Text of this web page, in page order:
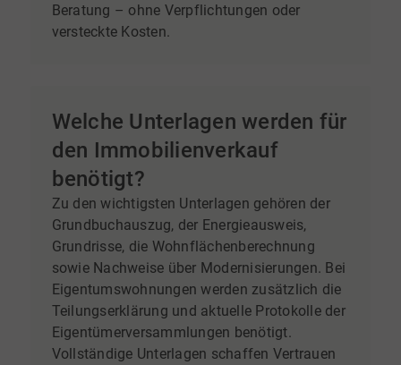
Beratung – ohne Verpflichtungen oder
versteckte Kosten.
Welche Unterlagen werden für
den Immobilienverkauf
benötigt?
Zu den wichtigsten Unterlagen gehören der
Grundbuchauszug, der Energieausweis,
Grundrisse, die Wohnflächenberechnung
sowie Nachweise über Modernisierungen. Bei
Eigentumswohnungen werden zusätzlich die
Teilungserklärung und aktuelle Protokolle der
Eigentümerversammlungen benötigt.
Vollständige Unterlagen schaffen Vertrauen